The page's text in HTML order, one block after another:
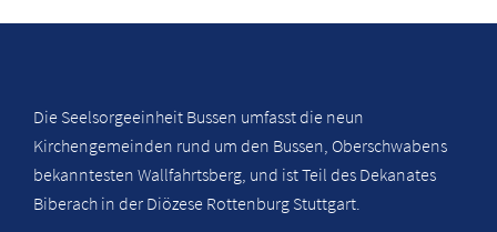
Die Seelsorgeeinheit Bussen umfasst die neun
Kirchengemeinden rund um den Bussen, Oberschwabens
bekanntesten Wallfahrtsberg, und ist Teil des Dekanates
Biberach in der Diözese Rottenburg Stuttgart.